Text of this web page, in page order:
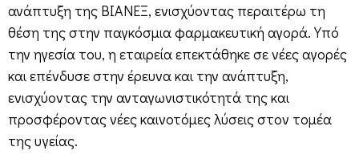
ανάπτυξη της ΒΙΑΝΕΞ, ενισχύοντας περαιτέρω τη
θέση της στην παγκόσμια φαρμακευτική αγορά. Υπό
την ηγεσία του, η εταιρεία επεκτάθηκε σε νέες αγορές
και επένδυσε στην έρευνα και την ανάπτυξη,
ενισχύοντας την ανταγωνιστικότητά της και
προσφέροντας νέες καινοτόμες λύσεις στον τομέα
της υγείας.